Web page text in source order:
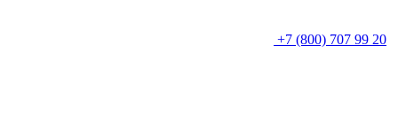
+7 (800) 707 99 20